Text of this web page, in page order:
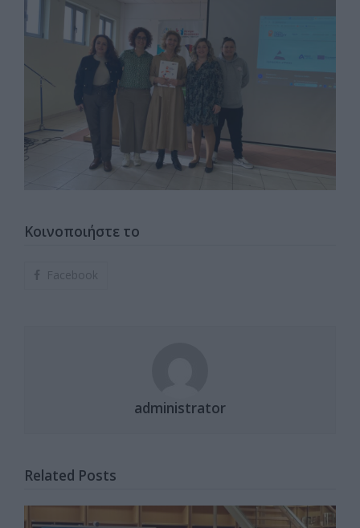
Κοινοποιήστε το
Facebook
administrator
Related Posts